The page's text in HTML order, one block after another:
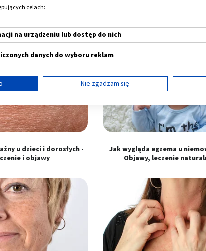
domowe sposoby,
objawy, przyczyny
leczenie. Czy jest
u dzieci i dorosłych -
i objawy
Jak wygląda egzema u
Objawy, leczenie
celach:
na urządzeniu lub dostęp do nich
danych do wyboru reklam
reklam
personalizacji treści
statystyce lub kombinacji danych z różnych źródeł
danych do wyboru treści
Nie zgadzam się